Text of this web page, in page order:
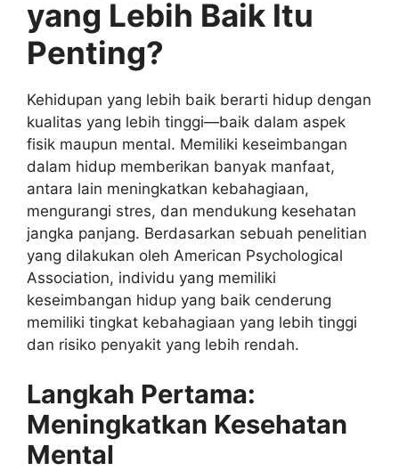
yang Lebih Baik Itu
Penting?
Kehidupan yang lebih baik berarti hidup dengan
kualitas yang lebih tinggi—baik dalam aspek
fisik maupun mental. Memiliki keseimbangan
dalam hidup memberikan banyak manfaat,
antara lain meningkatkan kebahagiaan,
mengurangi stres, dan mendukung kesehatan
jangka panjang. Berdasarkan sebuah penelitian
yang dilakukan oleh American Psychological
Association, individu yang memiliki
keseimbangan hidup yang baik cenderung
memiliki tingkat kebahagiaan yang lebih tinggi
dan risiko penyakit yang lebih rendah.
Langkah Pertama:
Meningkatkan Kesehatan
Mental